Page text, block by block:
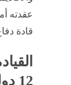
قادة
12 دولة في البحرين